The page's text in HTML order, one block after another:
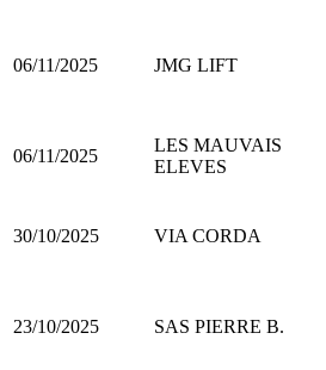
06/11/2025 JMG LIFT
06/11/2025
LES MAUVAIS
ELEVES
30/10/2025 VIA CORDA
23/10/2025 SAS PIERRE B.